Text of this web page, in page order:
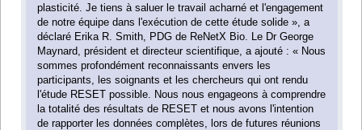
plasticité. Je tiens à saluer le travail acharné et l'engagement
de notre équipe dans l'exécution de cette étude solide », a
déclaré Erika R. Smith, PDG de ReNetX Bio. Le Dr George
Maynard, président et directeur scientifique, a ajouté : « Nous
sommes profondément reconnaissants envers les
participants, les soignants et les chercheurs qui ont rendu
l'étude RESET possible. Nous nous engageons à comprendre
la totalité des résultats de RESET et nous avons l'intention
de rapporter les données complètes, lors de futures réunions